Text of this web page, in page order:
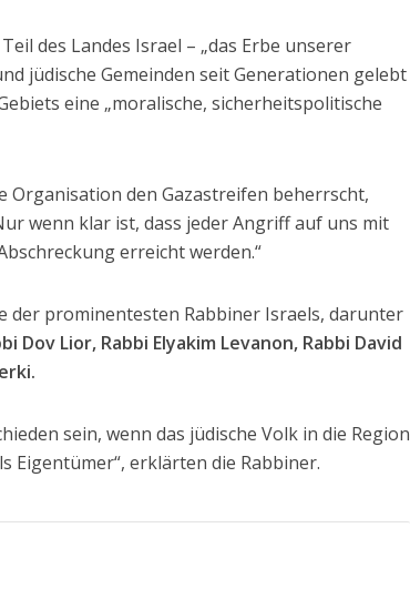
des Landes Israel – „das Erbe unserer
jüdische Gemeinden seit Generationen gelebt
eine „moralische, sicherheitspolitische
Organisation den Gazastreifen beherrscht,
wenn klar ist, dass jeder Angriff auf uns mit
erreicht werden.“
der prominentesten Rabbiner Israels, darunter
Dov Lior, Rabbi Elyakim Levanon, Rabbi David
sein, wenn das jüdische Volk in die Region
Eigentümer“, erklärten die Rabbiner.